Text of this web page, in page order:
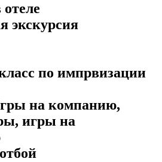
экскурсия
по импрвизации
на компанию,
игры на